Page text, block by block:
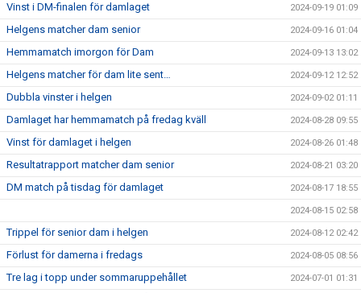
Vinst i DM-finalen för damlaget 2024-09-19 01:09
Helgens matcher dam senior 2024-09-16 01:04
Hemmamatch imorgon för Dam 2024-09-13 13:02
Helgens matcher för dam lite sent… 2024-09-12 12:52
Dubbla vinster i helgen 2024-09-02 01:11
Damlaget har hemmamatch på fredag kväll 2024-08-28 09:55
Vinst för damlaget i helgen 2024-08-26 01:48
Resultatrapport matcher dam senior 2024-08-21 03:20
DM match på tisdag för damlaget 2024-08-17 18:55
2024-08-15 02:58
Trippel för senior dam i helgen 2024-08-12 02:42
Förlust för damerna i fredags 2024-08-05 08:56
Tre lag i topp under sommaruppehållet 2024-07-01 01:31